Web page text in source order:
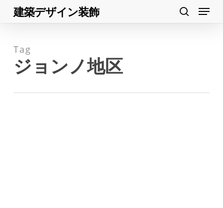
Skip
content
建築デザイン装飾 Menu
Tag
ジョンノ地区